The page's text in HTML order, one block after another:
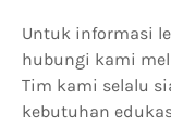
Untuk informasi
hubungi kami
Tim kami selalu
kebutuhan